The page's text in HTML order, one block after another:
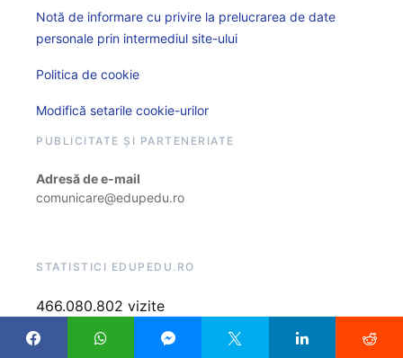
Notă de informare cu privire la prelucrarea de date
personale prin intermediul site-ului
Politica de cookie
Modifică setarile cookie-urilor
PUBLICITATE ȘI PARTENERIATE
Adresă de e-mail
comunicare@edupedu.ro
STATISTICI EDUPEDU.RO
466.080.802 vizite